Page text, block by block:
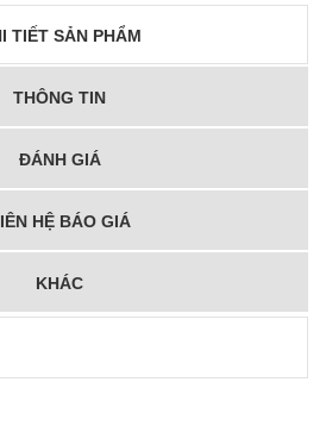
TIẾT SẢN PHẨM
THÔNG TIN
ĐÁNH GIÁ
HỆ BÁO GIÁ
KHÁC